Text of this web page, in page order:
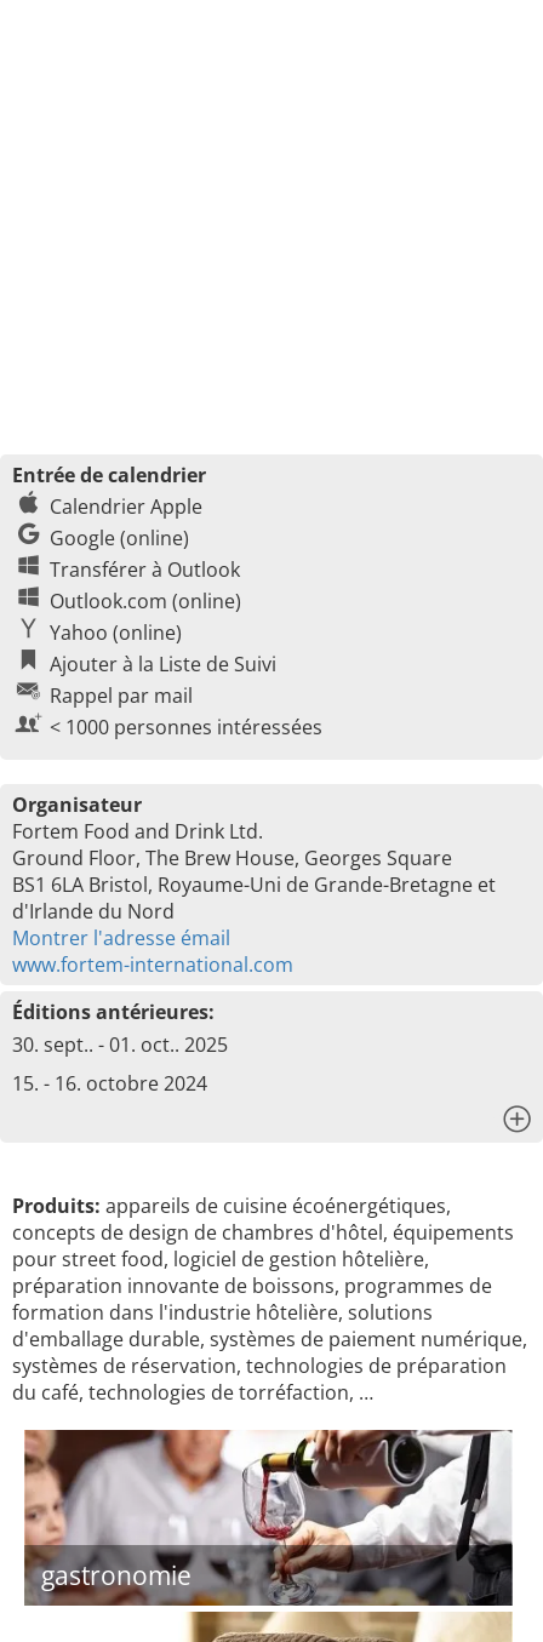
Entrée de calendrier
Calendrier Apple
Google (online)
Transférer à Outlook
Outlook.com (online)
Yahoo (online)
Ajouter à la Liste de Suivi
Rappel par mail
< 1000 personnes intéressées
Organisateur
Fortem Food and Drink Ltd.
Ground Floor, The Brew House, Georges Square
BS1 6LA Bristol, Royaume-Uni de Grande-Bretagne et
d'Irlande du Nord
Montrer l'adresse émail
www.fortem-international.com
Éditions antérieures:
30. sept.. - 01. oct.. 2025
15. - 16. octobre 2024
Produits: appareils de cuisine écoénergétiques,
concepts de design de chambres d'hôtel, équipements
pour street food, logiciel de gestion hôtelière,
préparation innovante de boissons, programmes de
formation dans l'industrie hôtelière, solutions
d'emballage durable, systèmes de paiement numérique,
systèmes de réservation, technologies de préparation
du café, technologies de torréfaction, …
gastronomie